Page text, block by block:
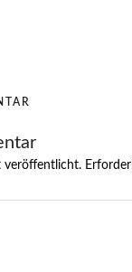
veröffentlicht.